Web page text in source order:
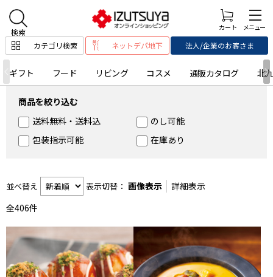
カテゴリ検索 ネットデパ地下 法人/企業のお客さま
ギフト フード リビング コスメ 通販カタログ 北
商品を絞り込む
送料無料・送料込
のし可能
包装指示可能
在庫あり
並べ替え 表示切替： 画像表示
詳細表示
全406件